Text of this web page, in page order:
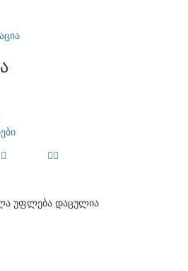
უფლება დაცულია